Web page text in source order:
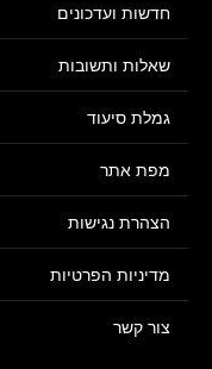
חדשות ועדכונים
שאלות ותשובות
גמלת סיעוד
מפת אתר
הצהרת נגישות
מדיניות הפרטיות
צור קשר